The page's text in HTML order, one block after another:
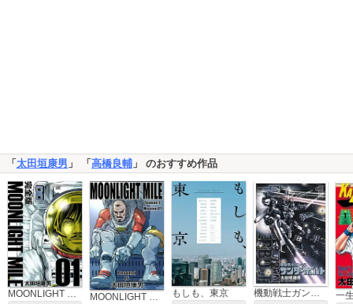
「 太田垣康男 」 「 高橋良輔 」 のおすすめ作品
MOONLIGHT MILE【完全版】 MOONLIGHT MILE season3 もしも、東京 機動戦士ガンダム サンダーボルト